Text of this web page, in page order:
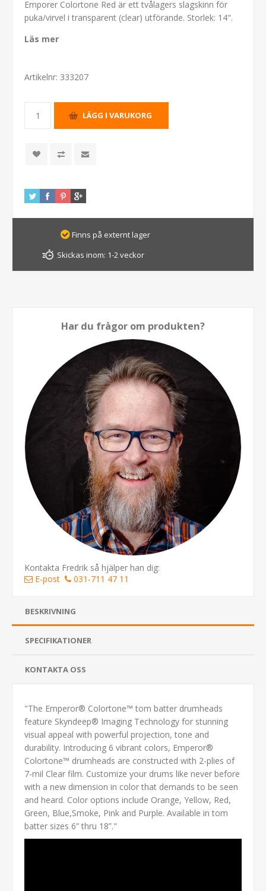
Emporer Colortone Red är ett tvålagers slagskinn för
puka/virvel i transparent (clear) utförande. Storlek: 14".
Läs mer
Artikelnr: 333207
Finns på externt lager
Skickas inom: 1-2 veckor
Har du frågor om produkten?
Kontakta Fredrik så hjälper han dig:
E-post
031-711 47 11
BESKRIVNING
SPECIFIKATIONER
KONTAKTA OSS
"The Emperor® Colortone™ tom batter drumheads
feature Skyndeep® Imaging Technology for stunning
visual appeal with powerful projection, tone and
durability. Introducing 6 vibrant colors, Emperor®
Colortone™ drumheads are constructed with 2-plies of
7-mil Clear film. Customize your drums like never before
with a new dimension in color that demands to be seen
and heard. Color options include Orange, Yellow, Red,
Green, Blue,Smoke, Pink and Purple. Available in tom
batter sizes 6” thru 18”."